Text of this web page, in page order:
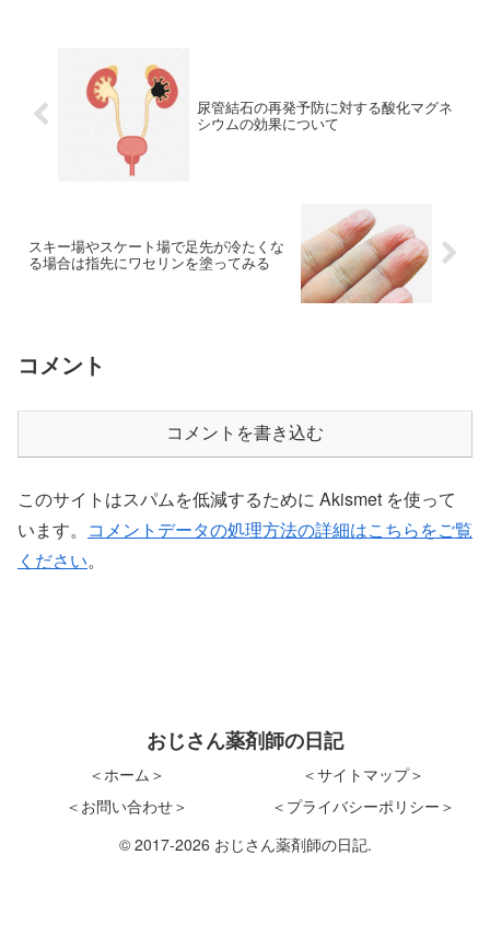
尿管結石の再発予防に対する酸化マグネ
シウムの効果について
スキー場やスケート場で足先が冷たくな
る場合は指先にワセリンを塗ってみる
コメント
コメントを書き込む
このサイトはスパムを低減するために Akismet を使って
います。 コメントデータの処理方法の詳細はこちらをご覧
ください。
おじさん薬剤師の日記
＜ホーム＞
＜サイトマップ＞
＜お問い合わせ＞
＜プライバシーポリシー＞
© 2017-2026 おじさん薬剤師の日記.